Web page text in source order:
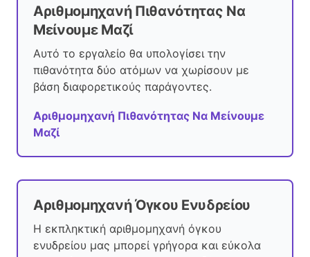
Αριθμομηχανή Πιθανότητας Να
Μείνουμε Μαζί
Αυτό το εργαλείο θα υπολογίσει την
πιθανότητα δύο ατόμων να χωρίσουν με
βάση διαφορετικούς παράγοντες.
Αριθμομηχανή Πιθανότητας Να Μείνουμε
Μαζί
Αριθμομηχανή Όγκου Ενυδρείου
Η εκπληκτική αριθμομηχανή όγκου
ενυδρείου μας μπορεί γρήγορα και εύκολα